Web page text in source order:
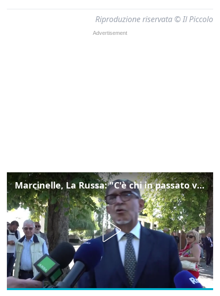
Riproduzione riservata © Il Piccolo
Marcinelle, La Russa: "C'è chi in passato voltava le spalle a Marcinelle"